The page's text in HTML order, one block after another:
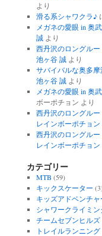
より
滑る系シャワクラ♪
メガネの愛眼 in 奥
誠より
西丹沢のロングルー
池ヶ谷 誠より
サバイバルな奥多摩
池ヶ谷 誠より
メガネの愛眼 in 奥
ボーポチョン より
西丹沢のロングルー
レインボーポチョン
西丹沢のロングルー
レインボーポチョン
カテゴリー
MTB (59)
キックスケーター
キッズアドベンチャ
シャワークライミン
チームセブンヒルズ
トレイルランニング